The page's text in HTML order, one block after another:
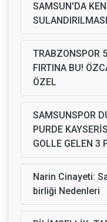
SAMSUN'DA
TRABZONSPOR
FIRTINA BU!
ÖZEL
SAMSUNSPOR
PURDE
GOLLE GELEN 3
Narin Cinayeti:
birliği Nedenleri